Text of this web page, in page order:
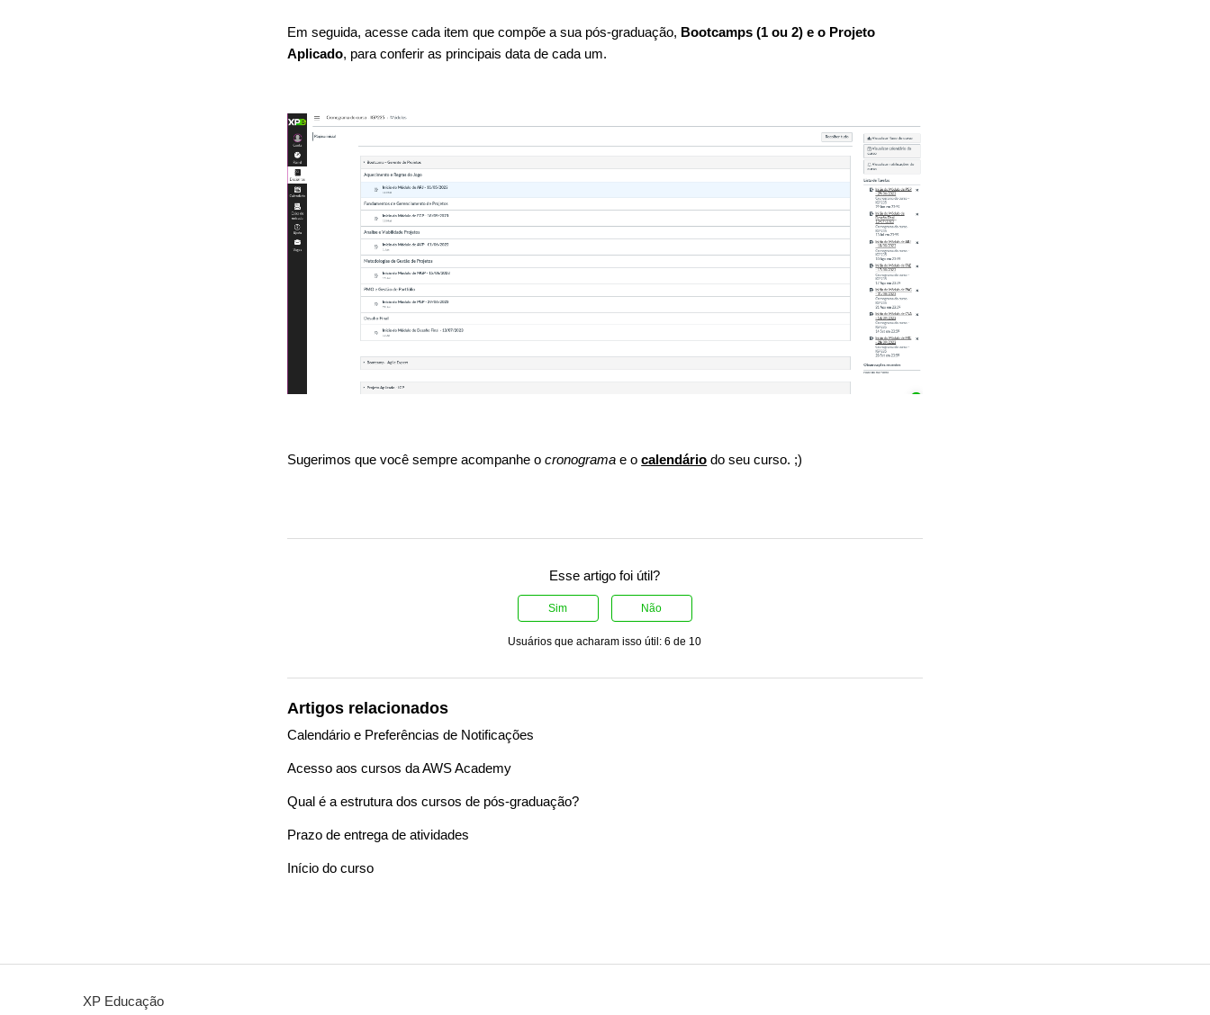
Em seguida, acesse cada item que compõe a sua pós-graduação, Bootcamps (1 ou 2) e o Projeto
Aplicado, para conferir as principais data de cada um.
Sugerimos que você sempre acompanhe ocronograma e ocalendário do seu curso. ;)
Esse artigo foi útil?
Sim Não
Usuários que acharam isso útil: 6 de 10
Artigos relacionados
Calendário e Preferências de Notificações
Acesso aos cursos da AWS Academy
Qual é a estrutura dos cursos de pós-graduação?
Prazo de entrega de atividades
Início do curso
XP Educação